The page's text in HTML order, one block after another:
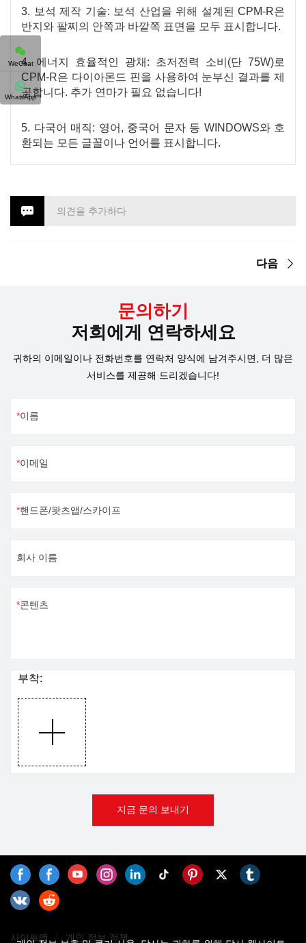
3. 보석 제작 기술: 보석 산업을 위해 설계된 CPM-R은
반지와 팔찌의 안쪽과 바깥쪽 표면을 모두 표시합니다.
4. 에너지 효율적인 광채: 초저전력 소비(단 75W)로
CPM-R은 다이아몬드 핀을 사용하여 눈부신 결과를 제
공합니다. 추가 연마가 필요 없습니다!
5. 다국어 매직: 영어, 중국어 문자 등 WINDOWS와 호
환되는 모든 글꼴이나 언어를 표시합니다.
의견을 추가하다
다음
문의하기
저희에게 연락하세요
귀하의 이메일이나 전화번호를 연락처 양식에 남겨주시면, 더 많은
서비스를 제공해 드리겠습니다!
이름
이메일
핸드폰/왓츠앱/스카이프
회사 이름
콘텐츠
부착:
지금 문의 보내기
사이트맵 개인 정보 정책
WeChat
WhatsApp